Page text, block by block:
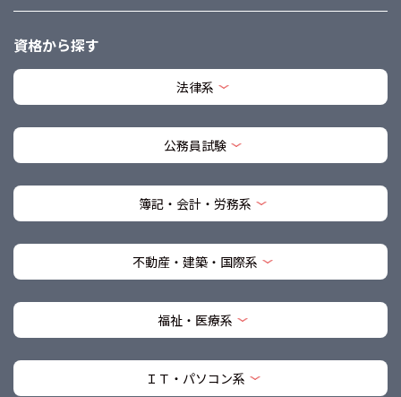
資格から探す
法律系
公務員試験
簿記・会計・労務系
不動産・建築・国際系
福祉・医療系
ＩＴ・パソコン系